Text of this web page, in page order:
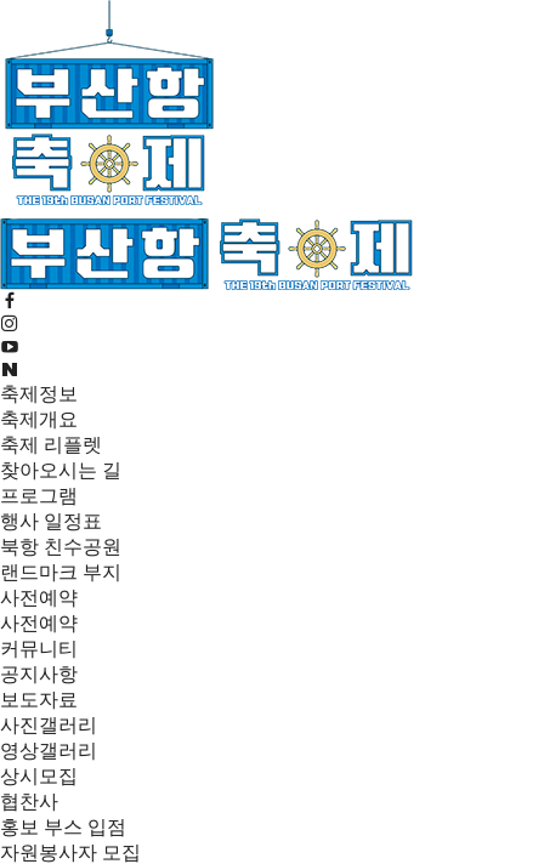
축제정보
축제개요
축제 리플렛
찾아오시는 길
프로그램
행사 일정표
북항 친수공원
랜드마크 부지
사전예약
사전예약
커뮤니티
공지사항
보도자료
사진갤러리
영상갤러리
상시모집
협찬사
홍보 부스 입점
자원봉사자 모집